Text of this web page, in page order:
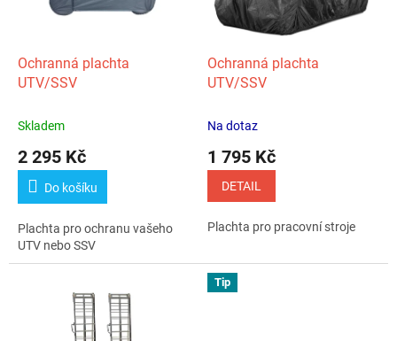
Ochranná plachta
UTV/SSV
Skladem
2 295 Kč
Do košíku
Plachta pro ochranu vašeho
UTV nebo SSV
Ochranná plachta
UTV/SSV
Na dotaz
1 795 Kč
DETAIL
Plachta pro pracovní stroje
Tip